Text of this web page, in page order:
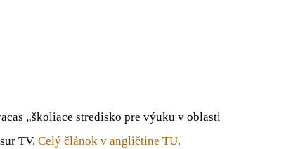
„školiace stredisko pre výuku v oblasti
TV. Celý článok v angličtine TU.